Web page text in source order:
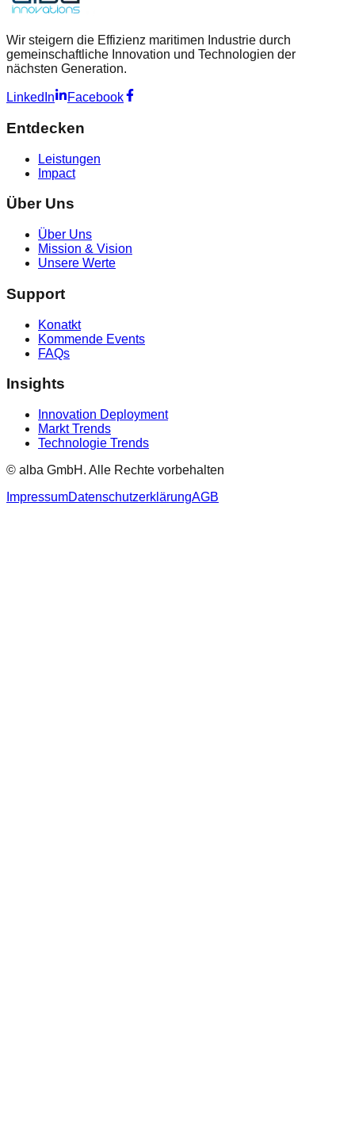
Wir steigern die Effizienz maritimen Industrie durch
gemeinschaftliche Innovation und Technologien der
nächsten Generation.
LinkedIn Facebook
Entdecken
Leistungen
Impact
Über Uns
Über Uns
Mission & Vision
Unsere Werte
Support
Konatkt
Kommende Events
FAQs
Insights
Innovation Deployment
Markt Trends
Technologie Trends
© alba GmbH. Alle Rechte vorbehalten
ImpressumDatenschutzerklärungAGB